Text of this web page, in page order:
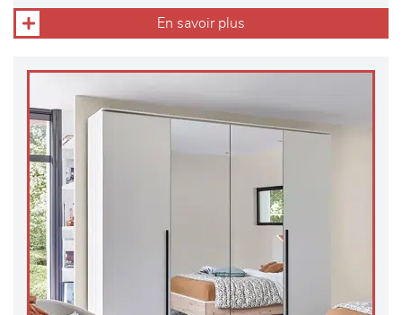
En savoir plus